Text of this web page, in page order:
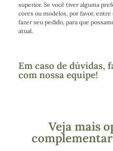
superior. Se você tiver alguma
cores ou modelos, por favor,
fazer seu pedido, para que
atual.
Em caso de dúvidas,
com nossa equipe!
Veja mais